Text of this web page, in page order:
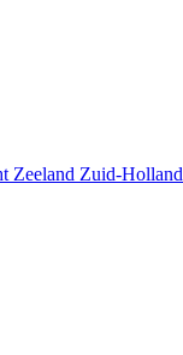
Zeeland Zuid-Holland